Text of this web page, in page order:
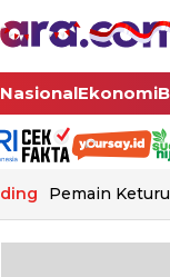
NasionalEkonomi
Pemain